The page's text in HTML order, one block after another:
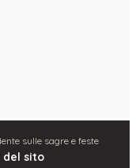
sulle sagre e feste
del sito